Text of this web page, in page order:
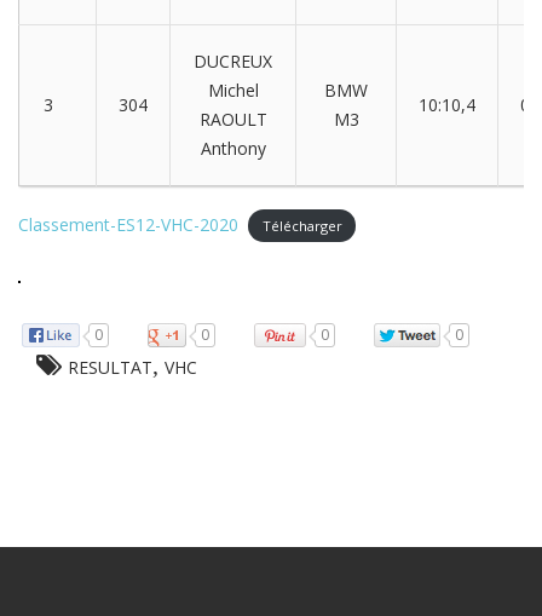
3 304
DUCREUX
Michel
RAOULT
Anthony
BMW
M3
10:10,4
Classement-ES12-VHC-2020 Télécharger
0 0 0 0
RESULTAT, VHC